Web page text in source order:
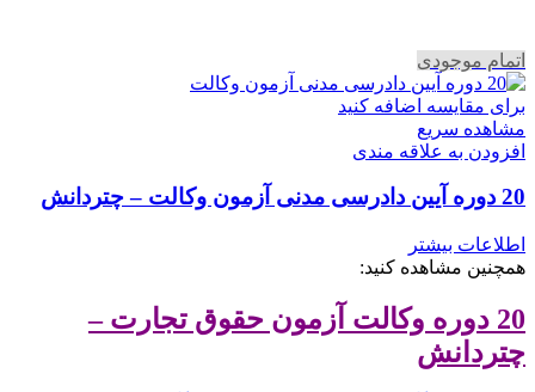
اتمام موجودی
برای مقایسه اضافه کنید
مشاهده سریع
افزودن به علاقه مندی
20 دوره آیین دادرسی مدنی آزمون وکالت – چتردانش
اطلاعات بیشتر
همچنین مشاهده کنید:
20 دوره وکالت آزمون حقوق تجارت –
چتردانش